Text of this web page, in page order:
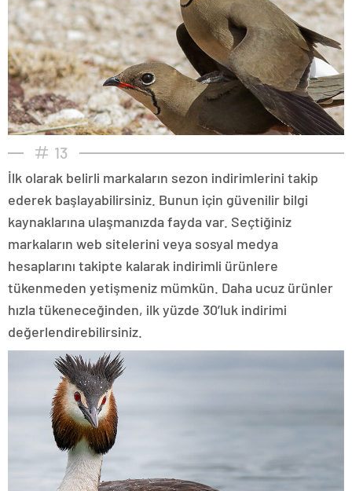
13
İlk olarak belirli markaların sezon indirimlerini takip
ederek başlayabilirsiniz. Bunun için güvenilir bilgi
kaynaklarına ulaşmanızda fayda var. Seçtiğiniz
markaların web sitelerini veya sosyal medya
hesaplarını takipte kalarak indirimli ürünlere
tükenmeden yetişmeniz mümkün. Daha ucuz ürünler
hızla tükeneceğinden, ilk yüzde 30’luk indirimi
değerlendirebilirsiniz.